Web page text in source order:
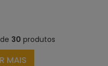
de 30 produtos
MAIS